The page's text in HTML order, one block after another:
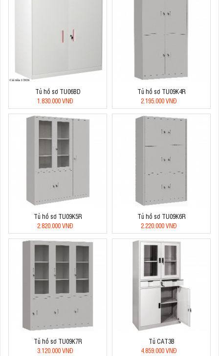
Tủ hồ sơ TU06BD
1.830.000 VNĐ
Tủ hồ sơ TU09K4R
2.195.000 VNĐ
Tủ hồ sơ TU09K5R
2.820.000 VNĐ
Tủ hồ sơ TU09K6R
2.220.000 VNĐ
Tủ hồ sơ TU09K7R
3.120.000 VNĐ
Tủ CAT3B
4.859.000 VNĐ